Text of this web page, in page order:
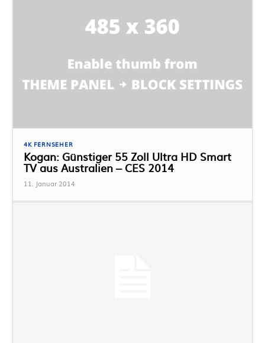
4K FERNSEHER
Kogan: Günstiger 55 Zoll Ultra HD Smart
TV aus Australien – CES 2014
11. Januar 2014